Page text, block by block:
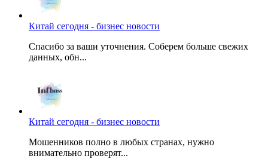
Китай сегодня - бизнес новости
Спасибо за ваши уточнения. Соберем больше свежих
данных, обн...
Китай сегодня - бизнес новости
Мошенников полно в любых странах, нужно
внимательно проверят...